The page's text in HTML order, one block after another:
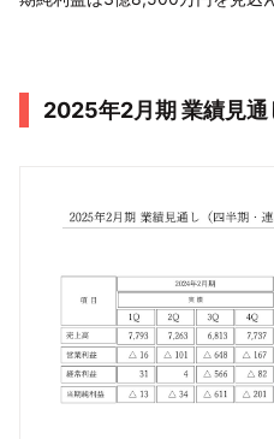
2025年2月期 業績見通